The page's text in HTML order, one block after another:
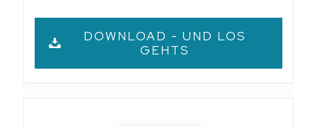
DOWNLOAD - UND LOS
GEHTS